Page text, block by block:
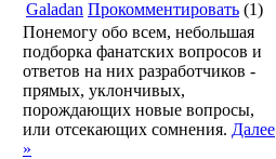
Galadan Прокомментировать (1)
Понемогу обо всем, небольшая
подборка фанатских вопросов и
ответов на них разработчиков -
прямых, уклончивых,
порождающих новые вопросы,
или отсекающих сомнения. Далее
»